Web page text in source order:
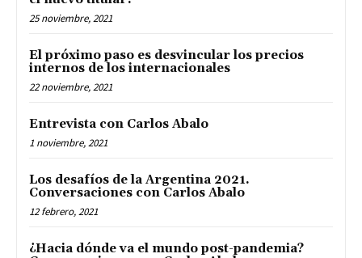
25 noviembre, 2021
El próximo paso es desvincular los precios
internos de los internacionales
22 noviembre, 2021
Entrevista con Carlos Abalo
1 noviembre, 2021
Los desafíos de la Argentina 2021.
Conversaciones con Carlos Abalo
12 febrero, 2021
¿Hacia dónde va el mundo post-pandemia?